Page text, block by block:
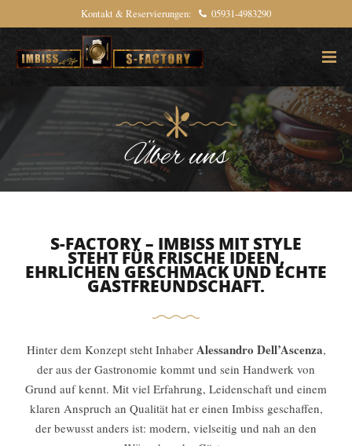
Kontakt & Reservierungen: 05931-4983290
Über uns
S-FACTORY – IMBISS MIT STYLE
STEHT FÜR FRISCHE IDEEN,
EHRLICHEN GESCHMACK UND ECHTE
GASTFREUNDSCHAFT.
Hinter dem Konzept steht Inhaber Alessandro Dell’Ascenza,
der aus der Gastronomie kommt und sein Handwerk von
Grund auf kennt. Mit viel Erfahrung, Leidenschaft und einem
klaren Anspruch an Qualität hat er einen Imbiss geschaffen,
der bewusst anders ist: modern, vielseitig und nah an den